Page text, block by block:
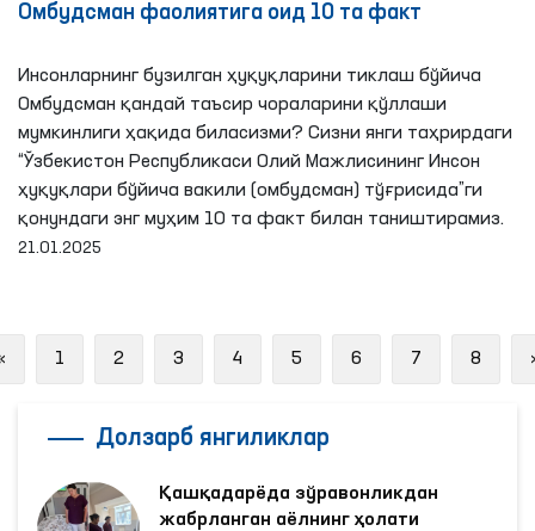
Омбудсман фаолиятига оид 10 та факт
Инсонларнинг бузилган ҳуқуқларини тиклаш бўйича
Омбудсман қандай таъсир чораларини қўллаши
мумкинлиги ҳақида биласизми? Сизни янги таҳрирдаги
“Ўзбекистон Республикаси Олий Мажлисининг Инсон
ҳуқуқлари бўйича вакили (омбудсман) тўғрисида”ги
қонундаги энг муҳим 10 та факт билан таништирамиз.
21.01.2025
Previous
1 2 3 4 5 6 7 8
Долзарб янгиликлар
Қашқадарёда зўравонликдан
жабрланган аёлнинг ҳолати